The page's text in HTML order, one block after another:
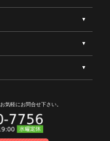
お気軽にお問合せ下さい。